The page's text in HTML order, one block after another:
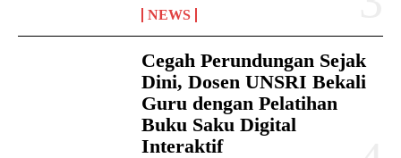
NEWS
Cegah Perundungan Sejak
Dini, Dosen UNSRI Bekali
Guru dengan Pelatihan
Buku Saku Digital
Interaktif